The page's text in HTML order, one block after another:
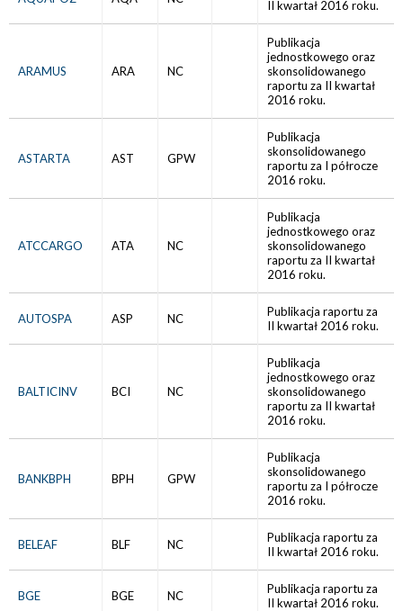
II kwartał 2016 roku.
ARAMUS ARA NC
Publikacja
jednostkowego oraz
skonsolidowanego
raportu za II kwartał
2016 roku.
ASTARTA AST GPW
Publikacja
skonsolidowanego
raportu za I półrocze
2016 roku.
ATCCARGO ATA NC
Publikacja
jednostkowego oraz
skonsolidowanego
raportu za II kwartał
2016 roku.
AUTOSPA ASP NC
Publikacja raportu za
II kwartał 2016 roku.
BALTICINV BCI NC
Publikacja
jednostkowego oraz
skonsolidowanego
raportu za II kwartał
2016 roku.
BANKBPH BPH GPW
Publikacja
skonsolidowanego
raportu za I półrocze
2016 roku.
BELEAF BLF NC
Publikacja raportu za
II kwartał 2016 roku.
BGE BGE NC
Publikacja raportu za
II kwartał 2016 roku.